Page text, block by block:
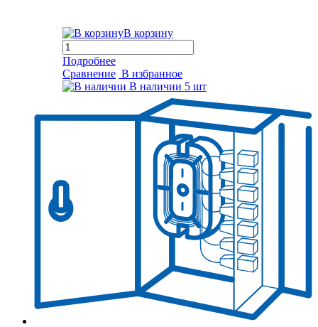
В корзину
Подробнее
Сравнение В избранное
В наличии 5 шт